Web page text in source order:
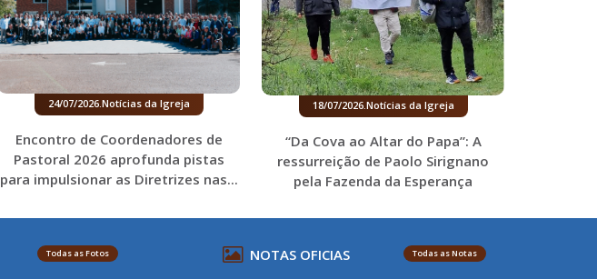
24/07/2026.Notícias da Igreja
Encontro de Coordenadores de
Pastoral 2026 aprofunda pistas
para impulsionar as Diretrizes nas...
18/07/2026. Notícias da Igreja
“Da Cova ao Altar do Papa”: A
ressurreição de Paolo Sirignano
pela Fazenda da Esperança
Todas as Fotos NOTAS OFICIAS Todas as Notas